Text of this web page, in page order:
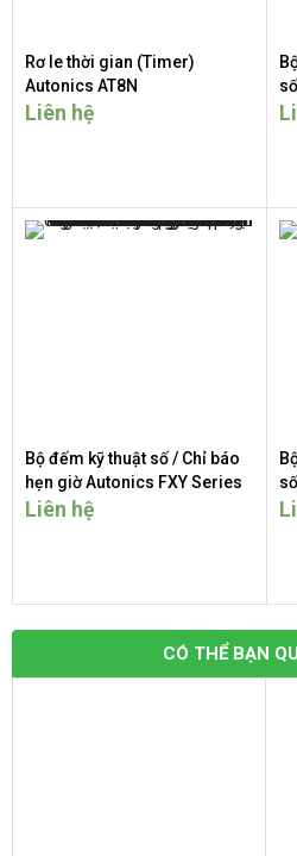
Rơ le thời gian (Timer)
Autonics AT8N
Liên hệ
Bộ đếm kỹ thuật số / Chỉ báo
hẹn giờ Autonics FXY Series
Liên hệ
CÓ THỂ BẠN